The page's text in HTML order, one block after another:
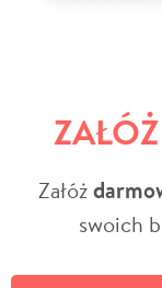
Załóż
swoich